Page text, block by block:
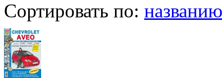
Сортировать по: названию